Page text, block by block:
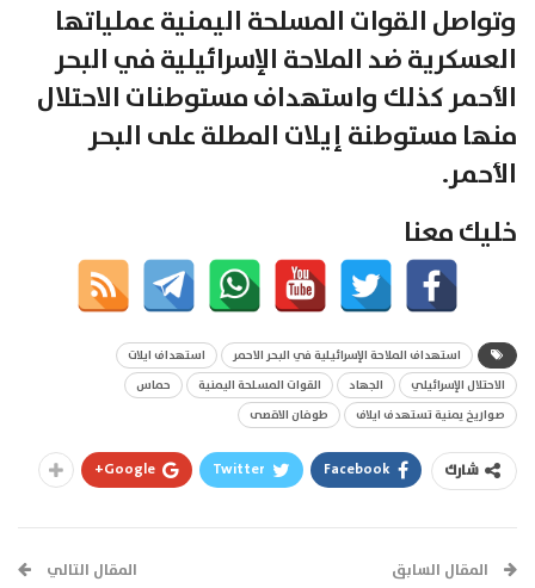
وتواصل القوات المسلحة اليمنية عملياتها
العسكرية ضد الملاحة الإسرائيلية في البحر
الأحمر كذلك واستهداف مستوطنات الاحتلال
منها مستوطنة إيلات المطلة على البحر
الأحمر.
خليك معنا
استهداف الملاحة الإسرائيلية في البحر الاحمر
استهداف ايلات
الاحتلال الإسرائيلي
الجهاد القوات المسلحة اليمنية
حماس
صواريخ يمنية تستهدف ايلاف
طوفان الاقصى
شارك Facebook
Twitter
Google+
المقال السابق المقال التالي